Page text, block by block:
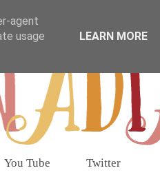
You Tube Twitter
agent
usage
LEARN MORE